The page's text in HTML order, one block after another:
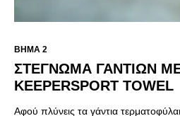
ΒΉΜΑ 2
ΣΤΈΓΝΩΜΑ ΓΑΝΤΙΏΝ
KEEPERSPORT TOWEL
Αφού πλύνεις τα γάντια